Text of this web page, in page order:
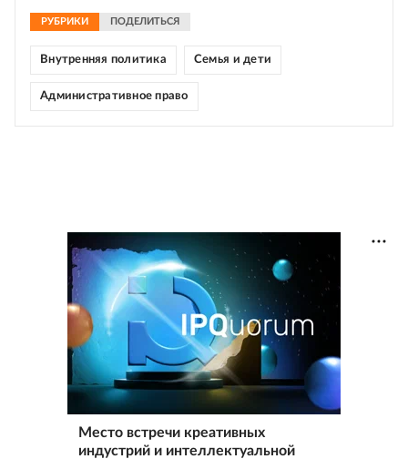
РУБРИКИ ПОДЕЛИТЬСЯ
Внутренняя политика Семья и дети
Административное право
Место встречи креативных
индустрий и интеллектуальной